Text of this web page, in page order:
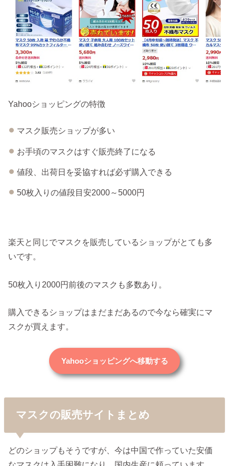
Yahooショッピングの特徴
マスク販売ショップが多い
お手頃のマスクはすぐ販売終了になる
値段、出荷日を妥協すれば必ず購入できる
50枚入りの値段目安2000～5000円
楽天と同じでマスクを販売しているショップがとても多
いです。
50枚入り2000円前後のマスクも多数あり。
購入できるショップはまだまだあるので今なら確実にマ
スクが買えます。
Yahooショッピングへ移動する
マスクの販売サイトまとめ
どのショップもそうですが、今は中国で作っていた安価